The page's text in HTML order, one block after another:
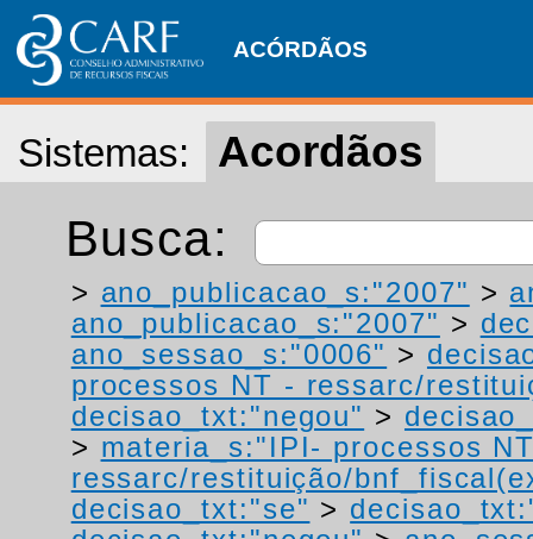
ACÓRDÃOS
Sistemas: Acordãos
Busca:
> ano_publicacao_s:"2007" >
ano_publicacao_s:"2007" >
ano_sessao_s:"0006" >
processos NT - ressarc/
decisao_txt:"negou" >
> materia_s:"IPI- processos
ressarc/restituição/
decisao_txt:"se" >